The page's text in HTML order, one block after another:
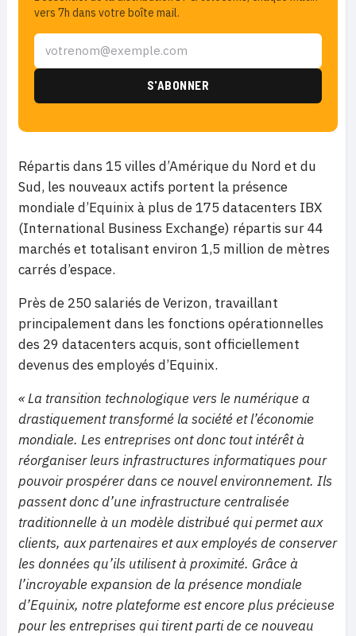
vers 7h dans votre boîte mail.
Répartis dans 15 villes d’Amérique du Nord et du
Sud, les nouveaux actifs portent la présence
mondiale d’Equinix à plus de 175 datacenters IBX
(International Business Exchange) répartis sur 44
marchés et totalisant environ 1,5 million de mètres
carrés d’espace.
Près de 250 salariés de Verizon, travaillant
principalement dans les fonctions opérationnelles
des 29 datacenters acquis, sont officiellement
devenus des employés d’Equinix.
« La transition technologique vers le numérique a
drastiquement transformé la société et l’économie
mondiale. Les entreprises ont donc tout intérêt à
réorganiser leurs infrastructures informatiques pour
pouvoir prospérer dans ce nouvel environnement. Ils
passent donc d’une infrastructure centralisée
traditionnelle à un modèle distribué qui permet aux
clients, aux partenaires et aux employés de conserver
les données qu’ils utilisent à proximité. Grâce à
l’incroyable expansion de la présence mondiale
d’Equinix, notre plateforme est encore plus précieuse
pour les entreprises qui tirent parti de ce nouveau